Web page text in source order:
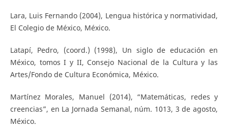
Lara, Luis Fernando (2004), Lengua histórica y normatividad,
El Colegio de México, México.
Latapí, Pedro, (coord.) (1998), Un siglo de educación en
México, tomos I y II, Consejo Nacional de la Cultura y las
Artes/Fondo de Cultura Económica, México.
Martínez Morales, Manuel (2014), “Matemáticas, redes y
creencias”, en La Jornada Semanal, núm. 1013, 3 de agosto,
México.